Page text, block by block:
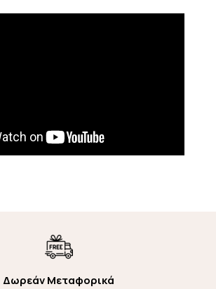
Δωρεάν Μεταφορικά